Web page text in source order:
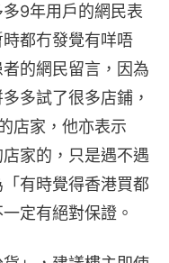
9年用戶的網民表
都冇發覺有咩唔
的網民留言，因為
多試了很多店鋪，
店家，他亦表示
店家的，只是遇不遇
有時覺得香港買都
定有絕對保證。